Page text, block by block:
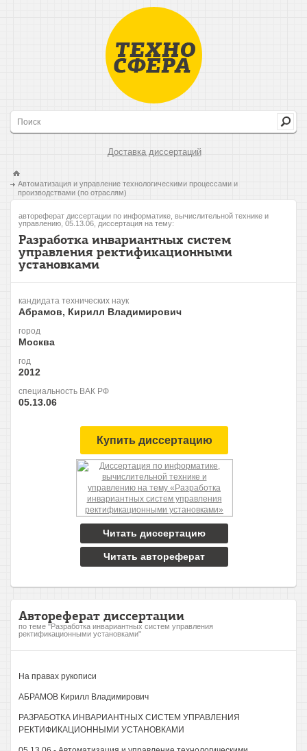
Доставка диссертаций
Автоматизация и управление технологическими процессами и
производствами (по отраслям)
автореферат диссертации по информатике, вычислительной технике и
управлению, 05.13.06, диссертация на тему:
Разработка инвариантных систем
управления ректификационными
установками
кандидата технических наук
Абрамов, Кирилл Владимирович
город
Москва
год
2012
специальность ВАК РФ
05.13.06
Купить диссертацию
Читать диссертацию
Читать автореферат
Автореферат диссертации
по теме "Разработка инвариантных систем управления
ректификационными установками"
На правах рукописи
АБРАМОВ Кирилл Владимирович
РАЗРАБОТКА ИНВАРИАНТНЫХ СИСТЕМ УПРАВЛЕНИЯ
РЕКТИФИКАЦИОННЫМИ УСТАНОВКАМИ